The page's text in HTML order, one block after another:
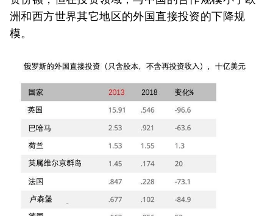
洲和西方世界其它地区的外国直接投资的下降规
模。